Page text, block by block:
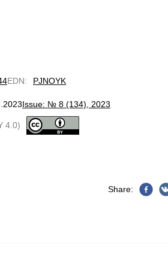
EDN: PJNOYK
Issue: № 8 (134), 2023
4.0)
Share: